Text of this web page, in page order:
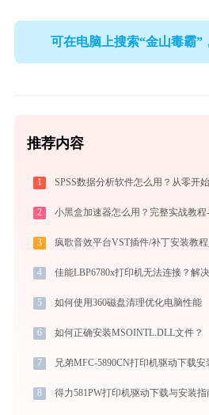
可在电脑上搜索“金山毒霸”
推荐内容
1
2 小黑盒加速器怎么用？完整实战教程
3 疯歌音效平台VST插件/补丁安装教
4 佳能LBP6780x打印机无法连接？解
5 如何使用360磁盘清理优化电脑性能
6 如何正确安装MSOINTL.DLL文件？
7
8 得力581PW打印机驱动下载与安装